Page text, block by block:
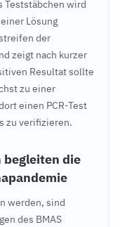
Teststäbchen wird
Lösung
der
zeigt nach kurzer
Resultat sollte
zu einer
einen PCR-Test
zu verifizieren.
begleiten die
werden, sind
des BMAS